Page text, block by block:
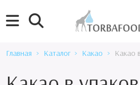
Главная Каталог Какао Какао